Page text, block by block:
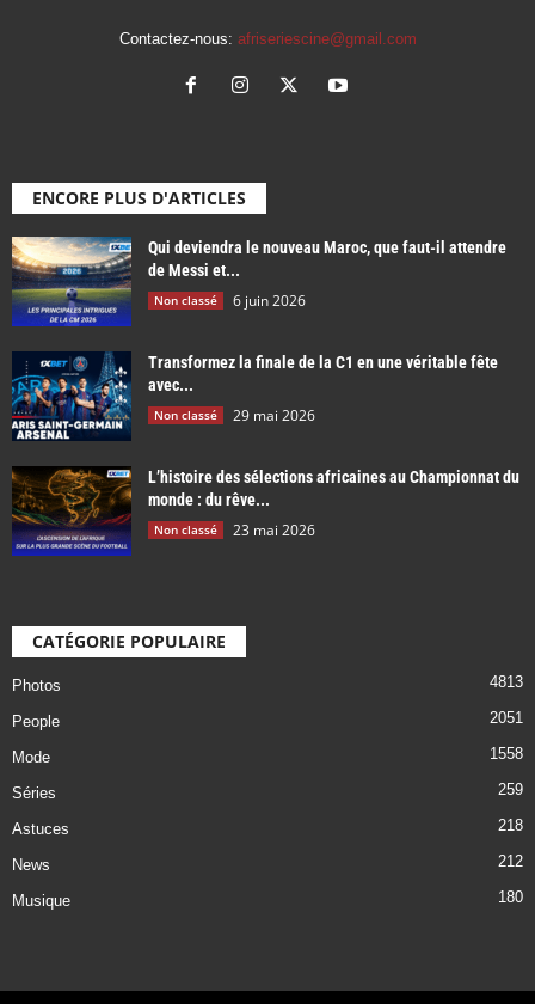
Contactez-nous: afriseriescine@gmail.com
ENCORE PLUS D'ARTICLES
Qui deviendra le nouveau Maroc, que faut-il attendre
de Messi et...
Non classé 6 juin 2026
Transformez la finale de la C1 en une véritable fête
avec...
Non classé 29 mai 2026
L’histoire des sélections africaines au Championnat du
monde : du rêve...
Non classé 23 mai 2026
CATÉGORIE POPULAIRE
Photos 4813
People 2051
Mode 1558
Séries 259
Astuces 218
News 212
Musique 180